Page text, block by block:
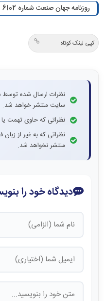
روزنامه جهان صنعت شماره 6102
کپی لینک کوتاه
نظرات ارسال شده توسط
سایت منتشر خواهد شد.
نظراتی که حاوی تهمت یا
نظراتی که به غیر از زبان
منتشر نخواهد شد.
دیدگاه خود را